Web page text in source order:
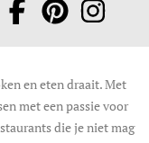
en eten draait. Met
met een passie voor
die je niet mag